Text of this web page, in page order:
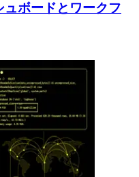
ボードとワークフ